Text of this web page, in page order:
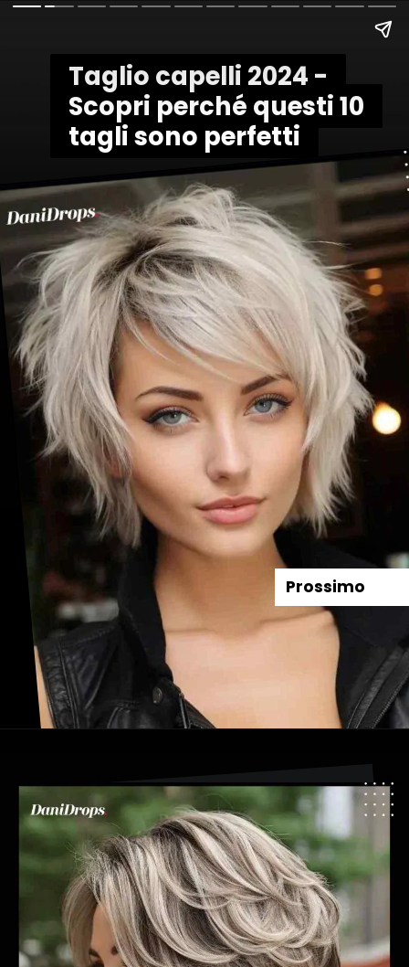
Taglio capelli 2024 -
Scopri perché questi 10
tagli sono perfetti
Taglio capelli 2024 -
Scopri perché questi 10
tagli sono perfetti
Prossimo